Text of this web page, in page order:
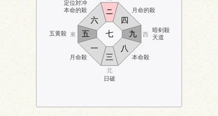
定位対冲
本命的殺
月命的殺
五黄殺
暗剣殺
天道
月命殺
日破
本命殺
北
東 西
三
四
五
六
七
八
九
一
ニ